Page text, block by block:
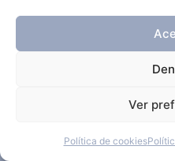
Ver
Política de cookies
Todos los
Política
Política